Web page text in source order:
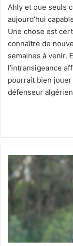
Ahly et que seuls
aujourd’hui
Une chose est
connaître de
semaines à venir.
l’intransigeance
pourrait bien jouer
défenseur
L’Olympique
Akbou
veut
Loucif